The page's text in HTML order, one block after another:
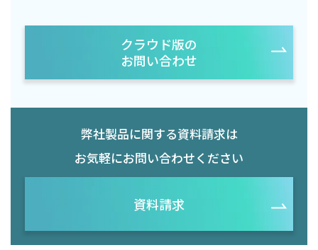
クラウド版の
お問い合わせ
弊社製品に関する資料請求は
お気軽にお問い合わせください
資料請求